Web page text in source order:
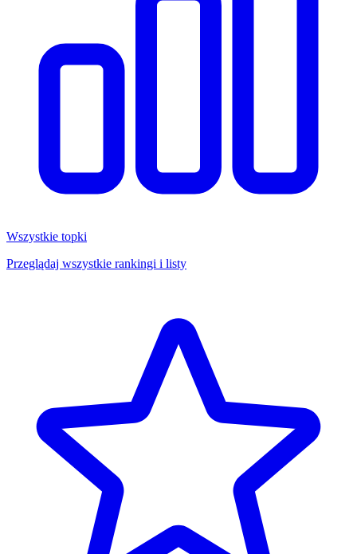
Wszystkie topki
Przeglądaj wszystkie rankingi i listy